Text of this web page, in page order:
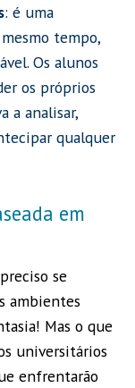
: é uma
tempo,
Os alunos
os próprios
a analisar,
qualquer
em
se
ambientes
Mas o que
universitários
enfrentarão